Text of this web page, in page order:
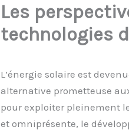
Les
technologies
L’énergie solaire est
alternative prometteuse
pour exploiter pleinement
et omniprésente, le